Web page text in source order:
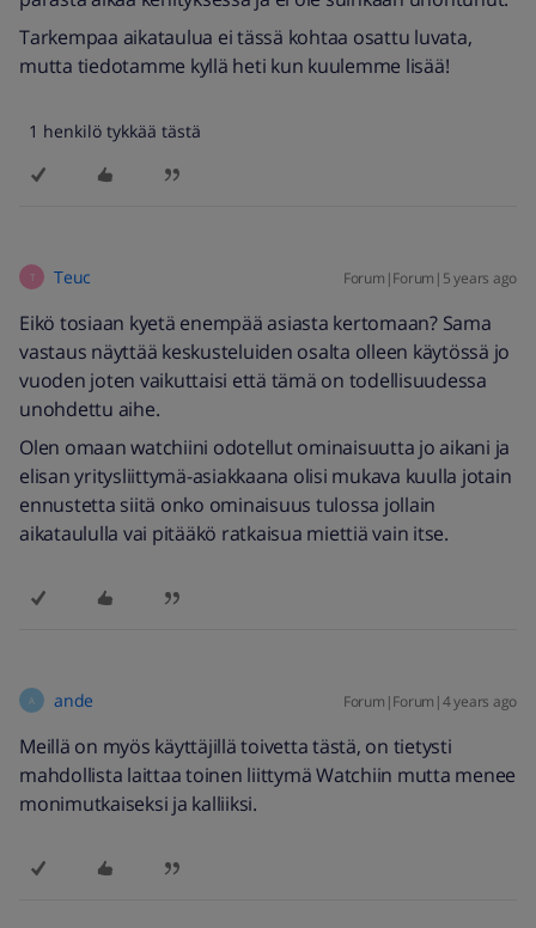
Tarkempaa aikataulua ei tässä kohtaa osattu luvata,
mutta tiedotamme kyllä heti kun kuulemme lisää!
1 henkilö tykkää tästä
T Teuc Forum|Forum|5 years ago
Eikö tosiaan kyetä enempää asiasta kertomaan? Sama
vastaus näyttää keskusteluiden osalta olleen käytössä jo
vuoden joten vaikuttaisi että tämä on todellisuudessa
unohdettu aihe.
Olen omaan watchiini odotellut ominaisuutta jo aikani ja
elisan yritysliittymä-asiakkaana olisi mukava kuulla jotain
ennustetta siitä onko ominaisuus tulossa jollain
aikataululla vai pitääkö ratkaisua miettiä vain itse.
A ande Forum|Forum|4 years ago
Meillä on myös käyttäjillä toivetta tästä, on tietysti
mahdollista laittaa toinen liittymä Watchiin mutta menee
monimutkaiseksi ja kalliiksi.